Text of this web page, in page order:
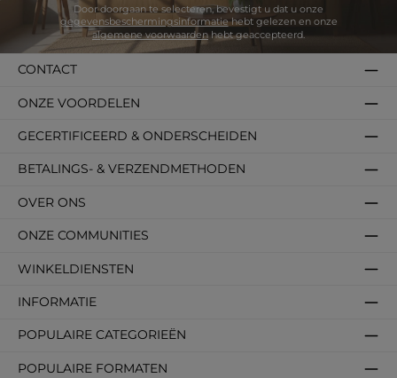
gegevensbeschermingsinformatie
algemene voorwaardenhebt geaccepteerd.
CONTACT
WINKELDIENSTEN
INFORMATIE
POPULAIRE CATEGORIEËN
POPULAIRE FORMATEN
BETALINGS- & VERZENDMETHODEN
OVER ONS
GECERTIFICEERD & ONDERSCHEIDEN
ONZE VOORDELEN
ONZE COMMUNITIES